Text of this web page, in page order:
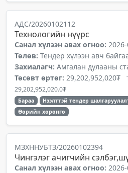
АДС/20260102112
Технологийн нүүрс
Санал хүлээн авах огноо:
Төлөв: Тендер хүлээн авч
Захиалагч: Амгалан дулааны
Төсөвт өртөг: 29,202,952,020₮
29,202,952,020.0₮
Бараа
Нээлттэй тендер
Өөрийн хөрөнгө
МЗХННУБТЗ/20260102394
Чингэлэг ачигчийн
Санал хүлээн авах огноо: